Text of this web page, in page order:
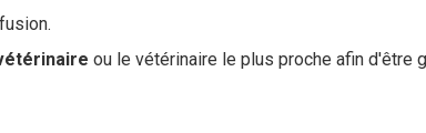
ou le vétérinaire le plus proche afin d'être